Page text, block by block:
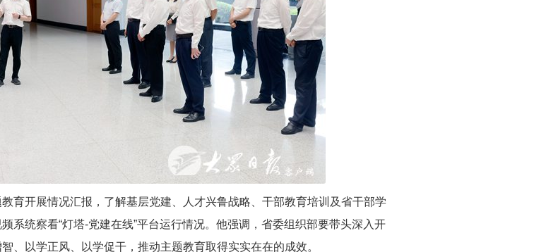
育开展情况汇报，了解基层党建、人才兴鲁战略、干部教育培训及省干部学
系统察看“灯塔-党建在线”平台运行情况。他强调，省委组织部要带头深入开
、以学正风、以学促干，推动主题教育取得实实在在的成效。